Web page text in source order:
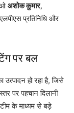
अशोक कुमार,
प्रतिनिधि और
पर बल
उत्पादन हो रहा है, जिसे
पर पहचान दिलानी
टीम के माध्यम से बड़े